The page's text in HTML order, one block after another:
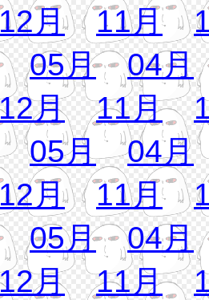
月 11月
05月
04月
月 11月
05月
04月
月 11月
05月
04月
月 11月